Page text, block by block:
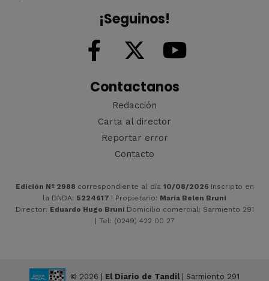
¡Seguinos!
Contactanos
Redacción
Carta al director
Reportar error
Contacto
Edición Nº 2988 correspondiente al día 10/08/2026 Inscripto en
la DNDA: 5224617 | Propietario: María Belen Bruni
Director: Eduardo Hugo Bruni Domicilio comercial: Sarmiento 291
| Tel: (0249) 422 00 27
© 2026 | El Diario de Tandil| Sarmiento 291